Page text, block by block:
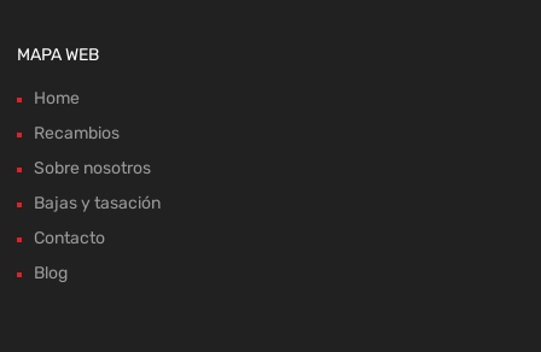
MAPA WEB
Home
Recambios
Sobre nosotros
Bajas y tasación
Contacto
Blog